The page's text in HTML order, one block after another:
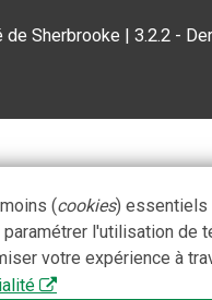
de Sherbrooke |3.2.2 -
(cookies) essentiels
l'utilisation de
votre expérience à